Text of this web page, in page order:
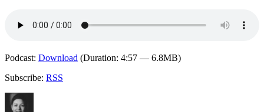
Podcast: Download (Duration: 4:57 — 6.8MB)
Subscribe: RSS